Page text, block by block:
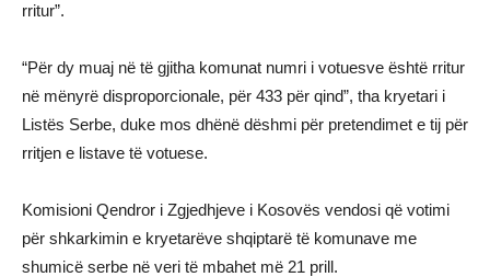
rritur”.
“Për dy muaj në të gjitha komunat numri i votuesve është rritur
në mënyrë disproporcionale, për 433 për qind”, tha kryetari i
Listës Serbe, duke mos dhënë dëshmi për pretendimet e tij për
rritjen e listave të votuese.
Komisioni Qendror i Zgjedhjeve i Kosovës vendosi që votimi
për shkarkimin e kryetarëve shqiptarë të komunave me
shumicë serbe në veri të mbahet më 21 prill.